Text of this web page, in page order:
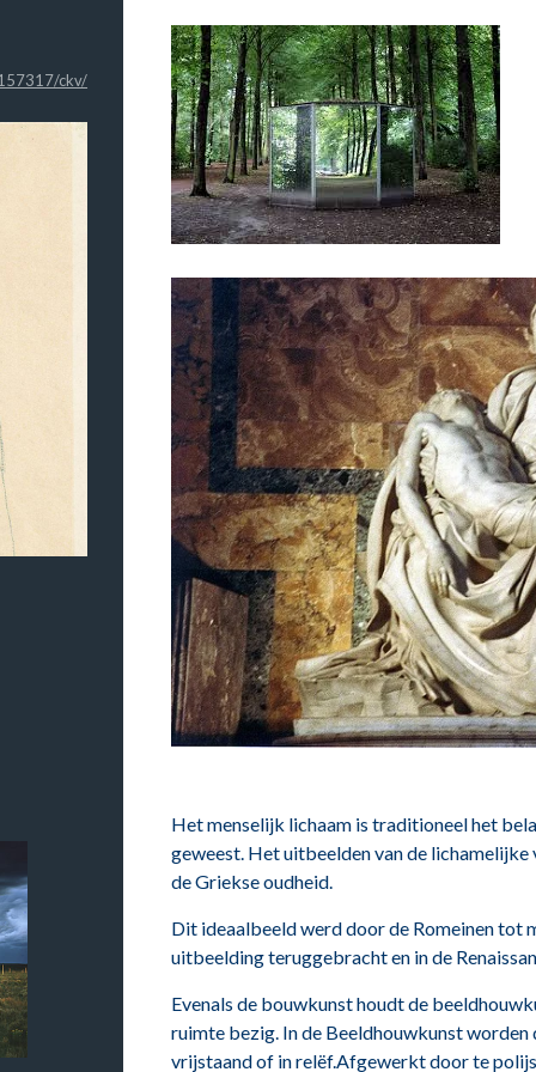
Het menselijk lichaam is traditioneel het
geweest. Het uitbeelden van de
de Griekse oudheid.
Dit ideaalbeeld werd door de Romeinen tot
uitbeelding teruggebracht en in de
Evenals de bouwkunst houdt de
ruimte bezig. In de Beeldhouwkunst
vrijstaand of in relëf.Afgewerkt door te
ckv/